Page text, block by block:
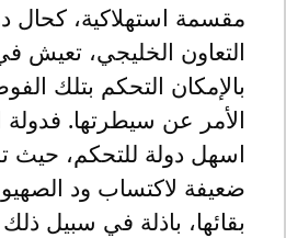
مقسمة استهلاكية،
التعاون الخليجي، تعيش
بالإمكان التحكم بتلك
الأمر عن سيطرتها.
اسهل دولة للتحكم،
ضعيفة لاكتساب ود
بقائها، باذلة في سبيل